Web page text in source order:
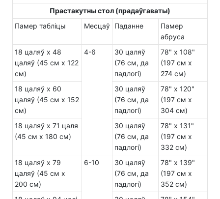
Прастакутны стол (прадаўгаваты)
Памер табліцы
Месцаў Паданне
Памер
абруса
18 цаляў х 48
цаляў (45 см х 122
см)
4-6
30 цаляў
(76 см, да
падлогі)
78" x 108"
(197 см x
274 см)
18 цаляў х 60
цаляў (45 см х 152
см)
30 цаляў
(76 см, да
падлогі)
78" x 120"
(197 см x
304 см)
18 цаляў х 71 цаля
(45 см х 180 см)
30 цаляў
(76 см, да
падлогі)
78" x 131"
(197 см x
332 см)
18 цаляў х 79
цаляў (45 см х
200 см)
6-10
30 цаляў
(76 см, да
падлогі)
78" x 139"
(197 см x
352 см)